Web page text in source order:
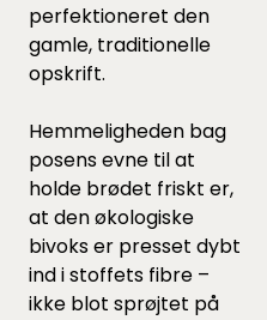
perfektioneret den
gamle, traditionelle
opskrift.
Hemmeligheden bag
posens evne til at
holde brødet friskt er,
at den økologiske
bivoks er presset dybt
ind i stoffets fibre –
ikke blot sprøjtet på